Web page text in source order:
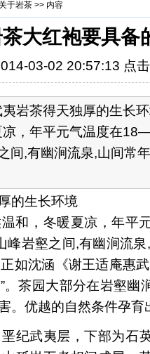
关于岩茶 >> 内容
大红袍要具备
03-02 20:57:13 点
夷岩茶得天独厚的生
凉，年平元气温度在
间,有幽涧流泉,山间常
的生长环境
温和，冬暖夏凉，年
峰岩壑之间,有幽涧流
如沈涵《谢王适庵惠
。茶园大部分在岩壑幽
。优越的自然条件孕
纪武夷层，下部为石